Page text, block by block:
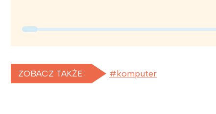
ZOBACZ TAKŻE: komputer